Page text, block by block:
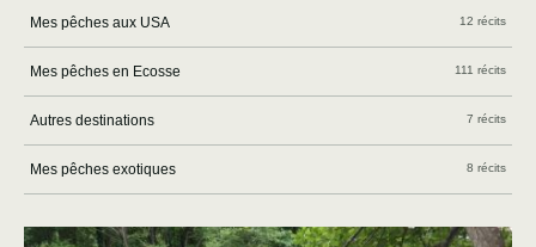
Mes pêches aux USA 12 récits
Mes pêches en Ecosse 111 récits
Autres destinations 7 récits
Mes pêches exotiques 8 récits